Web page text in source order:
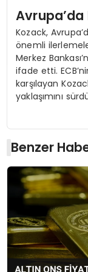
Kozack,
önemli
Merkez
ifade etti.
karşılayan
yaklaşımını
Benzer